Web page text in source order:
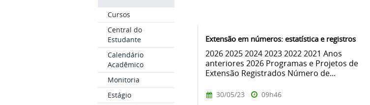
Cursos
Central do
Estudante
Calendário
Acadêmico
Monitoria
Estágio
Extensão em números: estatística e registros
2026 2025 2024 2023 2022 2021 Anos
anteriores 2026 Programas e Projetos de
Extensão Registrados Número de...
30/05/23 09h46